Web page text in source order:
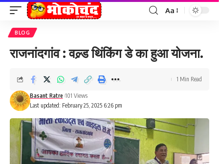
Font
Aa
BLOG
राजनांदगांव : वल्र्ड थिंकिंग डे का हुआ योजना.
Last updated: February 25, 2025 6:26 pm
Basant Ratre 101 Views
1 Min Read